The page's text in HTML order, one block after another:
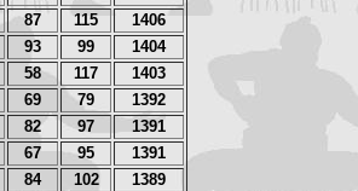
87 115
1406
93 99
1404
58 117
1403
69 79
1392
82 97
1391
67 95
1391
84 102
1389